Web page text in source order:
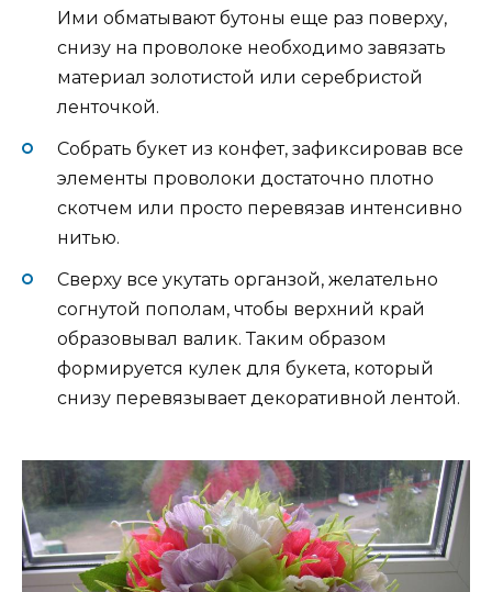
Ими обматывают бутоны еще раз поверху,
снизу на проволоке необходимо завязать
материал золотистой или серебристой
ленточкой.
Собрать букет из конфет, зафиксировав все
элементы проволоки достаточно плотно
скотчем или просто перевязав интенсивно
нитью.
Сверху все укутать органзой, желательно
согнутой пополам, чтобы верхний край
образовывал валик. Таким образом
формируется кулек для букета, который
снизу перевязывает декоративной лентой.